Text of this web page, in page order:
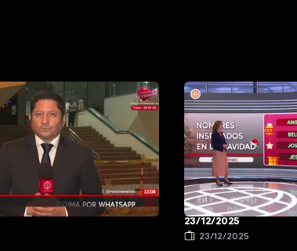
23/12/2025
23/12/2025